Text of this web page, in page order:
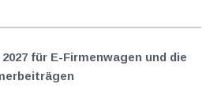
für E-Firmenwagen und die